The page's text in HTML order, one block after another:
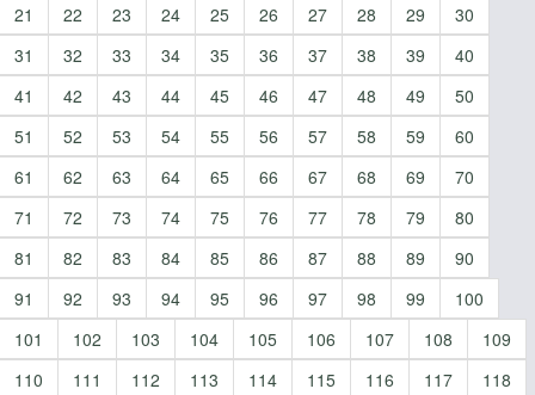
21
22 23 24 25 26 27 28 29
30
31
32 33 34 35 36 37 38 39
40
41
42 43 44 45 46 47 48 49
50
51
52 53 54 55 56 57 58 59
60
61
62 63 64 65 66 67 68 69
70
71
72 73 74 75 76 77 78 79
80
81
82 83 84 85 86 87 88 89
90
91
92 93 94 95 96 97 98 99
100
101
102 103 104 105 106 107 108
109
110
111 112 113 114 115 116 117 118